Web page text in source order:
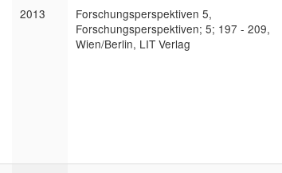
2013
Forschungsperspektiven 5,
Forschungsperspektiven; 5; 197 - 209,
Wien/Berlin, LIT Verlag